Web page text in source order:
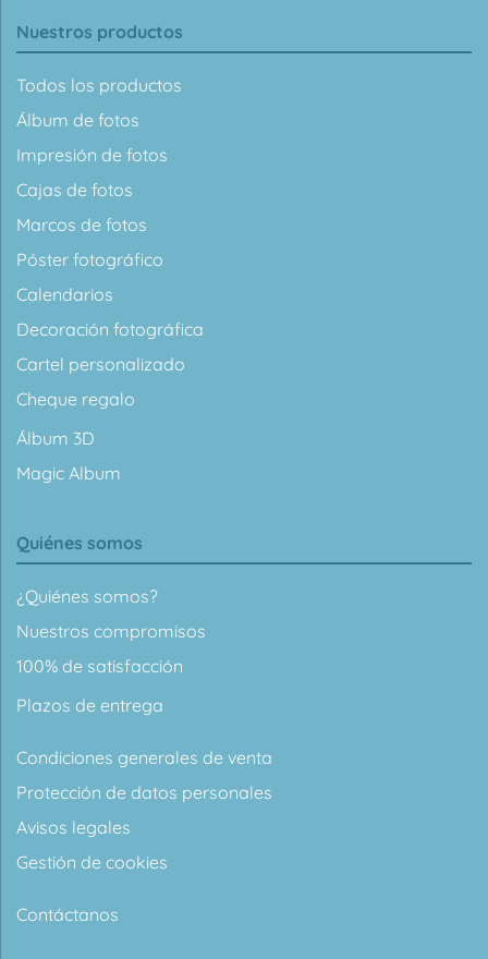
Nuestros productos
Todos los productos
Álbum de fotos
Impresión de fotos
Cajas de fotos
Marcos de fotos
Póster fotográfico
Calendarios
Decoración fotográfica
Cartel personalizado
Cheque regalo
Álbum 3D
Magic Album
Quiénes somos
¿Quiénes somos?
Nuestros compromisos
100% de satisfacción
Plazos de entrega
Condiciones generales de venta
Protección de datos personales
Avisos legales
Gestión de cookies
Contáctanos